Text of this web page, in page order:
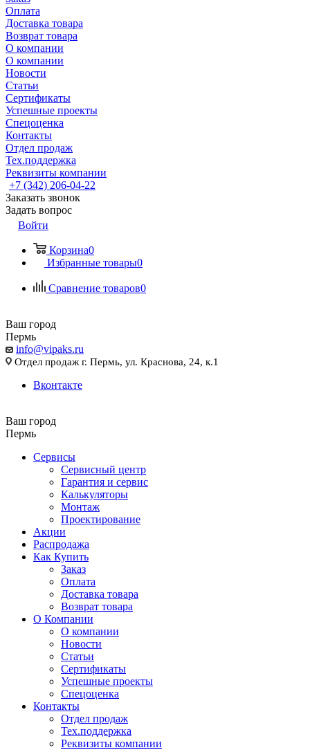
Оплата
Доставка товара
Возврат товара
О компании
О компании
Новости
Статьи
Сертификаты
Успешные проекты
Спецоценка
Контакты
Отдел продаж
Тех.поддержка
Реквизиты компании
+7 (342) 206-04-22
Заказать звонок
Задать вопрос
Войти
Корзина0
Избранные товары0
Сравнение товаров0
Ваш город
Пермь
info@vipaks.ru
Отдел продаж г. Пермь, ул. Краснова, 24, к.1
Вконтакте
Ваш город
Пермь
Сервисы
Сервисный центр
Гарантия и сервис
Калькуляторы
Монтаж
Проектирование
Акции
Распродажа
Как Купить
Заказ
Оплата
Доставка товара
Возврат товара
О Компании
О компании
Новости
Статьи
Сертификаты
Успешные проекты
Спецоценка
Контакты
Отдел продаж
Тех.поддержка
Реквизиты компании